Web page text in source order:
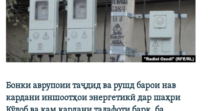
Бонки аврупоии таҷдид ва рушд барои нав
кардани иншоотҳои энергетикӣ дар шаҳри